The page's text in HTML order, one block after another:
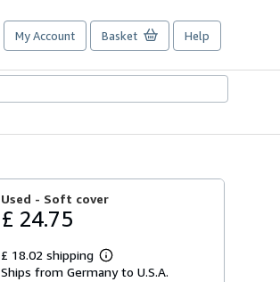
My Account Basket Help
Used - Soft cover
£ 24.75
£ 18.02 shipping
Learn
more
Ships from Germany to U.S.A.